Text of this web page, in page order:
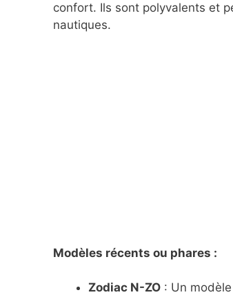
confort. Ils sont polyvalents et
nautiques.
Modèles récents ou phares :
Zodiac N-ZO : Un